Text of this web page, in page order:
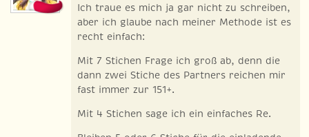
Ich traue es mich ja gar nicht zu schreiben,
aber ich glaube nach meiner Methode ist es
recht einfach:
Mit 7 Stichen Frage ich groß ab, denn die
dann zwei Stiche des Partners reichen mir
fast immer zur 151+.
Mit 4 Stichen sage ich ein einfaches Re.